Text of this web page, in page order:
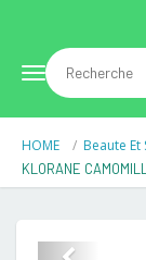
Toggle
navigation
HOME Beaute Et
KLORANE